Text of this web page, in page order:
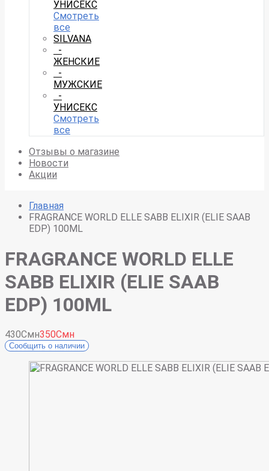
УНИСЕКС
Смотреть
все
SILVANA
-
ЖЕНСКИЕ
-
МУЖСКИЕ
-
УНИСЕКС
Смотреть
все
Отзывы о магазине
Новости
Акции
Главная
FRAGRANCE WORLD ELLE SABB ELIXIR (ELIE SAAB
EDP) 100ML
FRAGRANCE WORLD ELLE
SABB ELIXIR (ELIE SAAB
EDP) 100ML
430Смн350Смн
Сообщить о наличии